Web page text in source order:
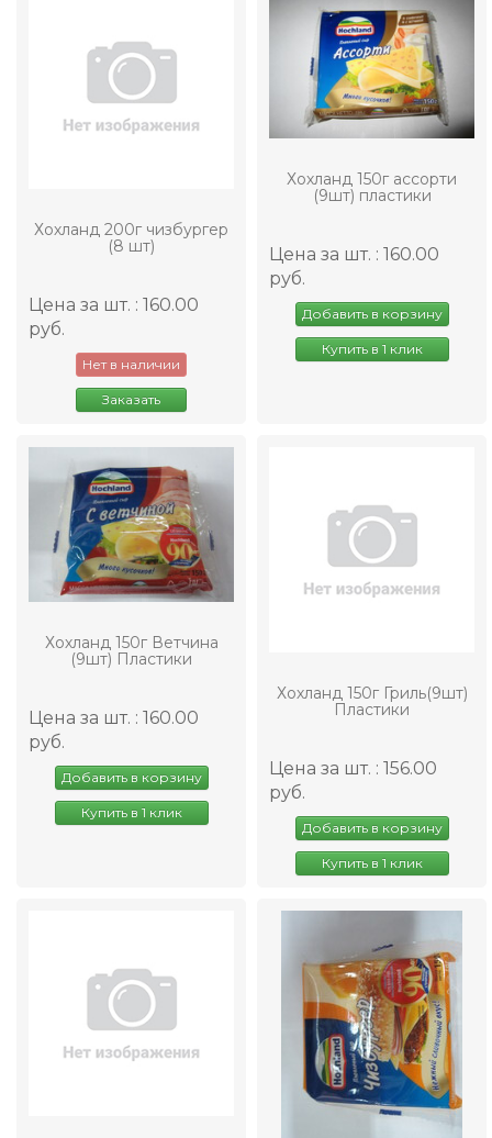
Хохланд 200г чизбургер
(8 шт)
Цена за шт. : 160.00
руб.
Нет в наличии
Заказать
Хохланд 150г ассорти
(9шт) пластики
Цена за шт. : 160.00
руб.
Добавить в корзину
Купить в 1 клик
Хохланд 150г Ветчина
(9шт) Пластики
Цена за шт. : 160.00
руб.
Добавить в корзину
Купить в 1 клик
Хохланд 150г Гриль(9шт)
Пластики
Цена за шт. : 156.00
руб.
Добавить в корзину
Купить в 1 клик